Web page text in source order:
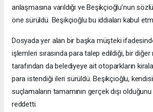
anlaşmasına varıldığı ve Beşikçioğlu’nun sözlü
öne sürüldü. Beşikçioğlu bu iddiaları kabul
Dosyada yer alan bir başka müşteki
işlemleri sırasında para talep edildiği, bir
tarafından da belediyeye ait otoparkların
para istendiği ileri sürüldü. Beşikçioğlu,
suçlamaların tamamının gerçek dışı
reddetti.